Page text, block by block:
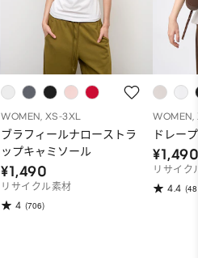
WOMEN, XS-3XL
ブラフィールナローストラ
ップキャミソール
¥1,490
リサイクル素材
4 (706)
WOMEN,
ドレー
リサイク
4.4